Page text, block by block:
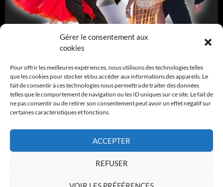
Gérer le consentement aux
cookies
Pour offrir les meilleures expériences, nous utilisons des technologies telles
que les cookies pour stocker et/ou accéder aux informations des appareils. Le
fait de consentir à ces technologies nous permettra de traiter des données
telles que le comportement de navigation ou les ID uniques sur ce site. Le fait de
ne pas consentir ou de retirer son consentement peut avoir un effet négatif sur
certaines caractéristiques et fonctions.
ACCEPTER
REFUSER